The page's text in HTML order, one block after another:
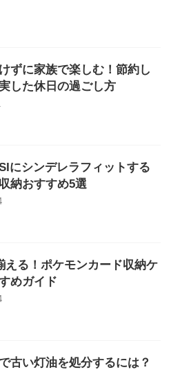
ずに家族で楽しむ！節約し
した休日の過ごし方
にシンデレラフィットする
納おすすめ5選
える！ポケモンカード収納ケ
めガイド
古い灯油を処分するには？